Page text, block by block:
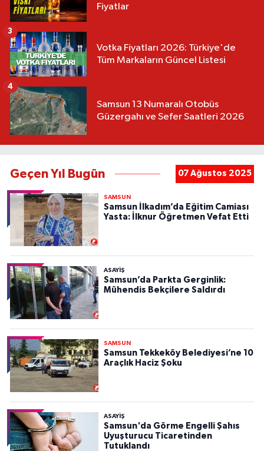
Fiyatlar
Votka Fiyatları 2026: Türkiye'de
Tüm Markaların Güncel Listesi
3
Samsun 13 Numaralı Otobüs
Güzergahı ve Sefer Saatleri 2026
4
Geçen Yıl Bugün 07 Ağustos 2025
SAMSUN
Samsun İlkadım’da Eğitim Camiası
Yasta: İlknur Öğretmen Vefat Etti
ASAYIŞ
Samsun’da Parkta Gerginlik:
Mühendis Bekçilere Saldırdı
SAMSUN
Samsun Tekkeköy Belediyesi’ne 10
Araçlık Haciz Şoku
ASAYIŞ
Samsun'da Görme Engelli Şahıs
Uyuşturucu Ticaretinden
Tutuklandı